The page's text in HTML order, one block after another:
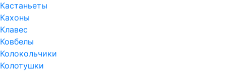
Кастаньеты
Кахоны
Клавес
Ковбелы
Колокольчики
Колотушки